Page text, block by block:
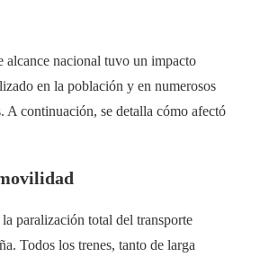
alcance nacional tuvo un impacto
en la población y en numerosos
A continuación, se detalla cómo afectó
paralización total del transporte
Todos los trenes, tanto de larga